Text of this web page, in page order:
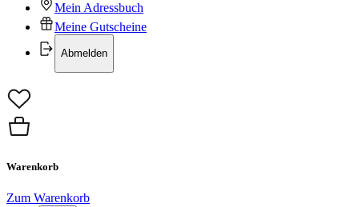
Mein Adressbuch
Meine Gutscheine
Abmelden
Warenkorb
Zum Warenkorb